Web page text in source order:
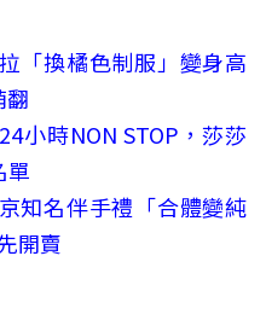
「換橘色制服」變身高
翻
小時NON STOP，莎莎
單
知名伴手禮「合體變純
開賣